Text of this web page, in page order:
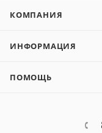
КОМПАНИЯ
ИНФОРМАЦИЯ
ПОМОЩЬ